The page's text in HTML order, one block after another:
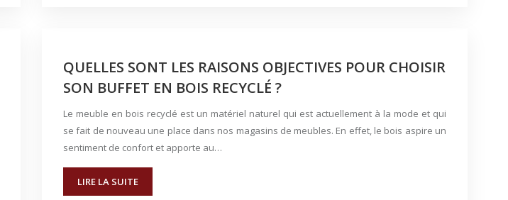
QUELLES SONT LES RAISONS OBJECTIVES POUR CHOISIR
SON BUFFET EN BOIS RECYCLÉ ?
Le meuble en bois recyclé est un matériel naturel qui est actuellement à la mode et qui
se fait de nouveau une place dans nos magasins de meubles. En effet, le bois aspire un
sentiment de confort et apporte au…
LIRE LA SUITE